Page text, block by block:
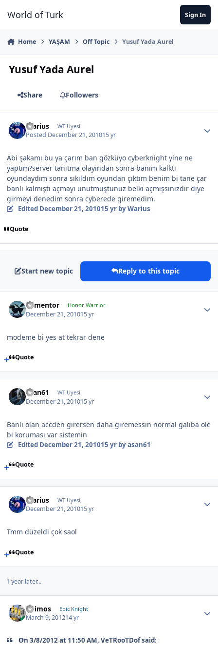
World of Turk Sign In
Home YAŞAM Off Topic Yusuf Yada Aurel
Yusuf Yada Aurel
Share Followers
Warius WT Uyesi
Posted December 21, 201015 yr
Abi şakamı bu ya çarım ban gözküyo cyberknight yine ne
yaptım?server tanıtma olayından sonra banım kalktı
oyundaydım sonra sıkıldım oyundan çıktım benim bi tane çar
banlı kalmıştı açmayı unutmuştunuz belki açmışsınızdır diye
girmeyi denedim sonra cyberede giremedim.
Edited December 21, 201015 yrby Warius
Quote
Start new topic Reply to this topic
dementor Honor Warrior
December 21, 201015 yr
modeme bi yes at tekrar dene
Quote
asan61 WT Uyesi
December 21, 201015 yr
Banlı olan accden girersen daha giremessin normal galiba ole
bi koruması var sistemin
Edited December 21, 201015 yrby asan61
Quote
Warius WT Uyesi
December 21, 201015 yr
Tmm düzeldi çok saol
Quote
1 year later...
Deimos Epic Knight
March 9, 201214 yr
On 3/8/2012 at 11:50 AM, VeTRooTDof said: